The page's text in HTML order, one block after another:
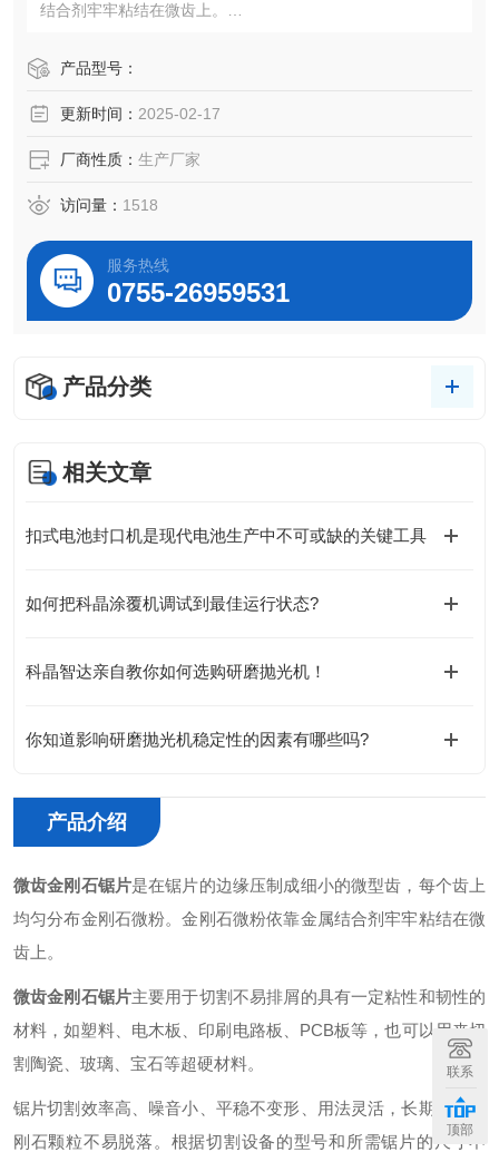
结合剂牢牢粘结在微齿上。
塑料、电木板、印刷电路板、PCB板等，也可以用来切割陶
产品型号：
更新时间： 2025-02-17
厂商性质： 生产厂家
访问量： 1518
服务热线
0755-26959531
产品分类
相关文章
扣式电池封口机是现代电池生产中不可或缺的关键工具
如何把科晶涂覆机调试到最佳运行状态?
科晶智达亲自教你如何选购研磨抛光机！
你知道影响研磨抛光机稳定性的因素有哪些吗?
产品介绍
微齿金刚石锯片是在锯片的边缘压制 成细小的微型齿，每个齿上
均匀分布金刚石微粉。金刚石微粉依靠金属结合剂牢牢粘结在微
齿上。
微齿金刚石锯片主要用于切割不易排屑的具有一定粘性和韧性的
材料 ，如塑料、电木板、印刷电路板、PCB板等，也可以用来切
割陶瓷、玻璃、宝石等超硬材料。
锯片切割效率高、噪音小、平稳不变形、用法灵活 ，长期使用金
刚石颗粒不易脱落。 根据切割设备的型号和所需锯片的尺寸不
联系
顶部